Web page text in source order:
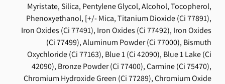
Myristate, Silica, Pentylene Glycol, Alcohol, Tocopherol,
Phenoxyethanol, [+/- Mica, Titanium Dioxide (Ci 77891),
Iron Oxides (Ci 77491), Iron Oxides (Ci 77492), Iron Oxides
(Ci 77499), Aluminum Powder (Ci 77000), Bismuth
Oxychloride (Ci 77163), Blue 1 (Ci 42090), Blue 1 Lake (Ci
42090), Bronze Powder (Ci 77400), Carmine (Ci 75470),
Chromium Hydroxide Green (Ci 77289), Chromium Oxide